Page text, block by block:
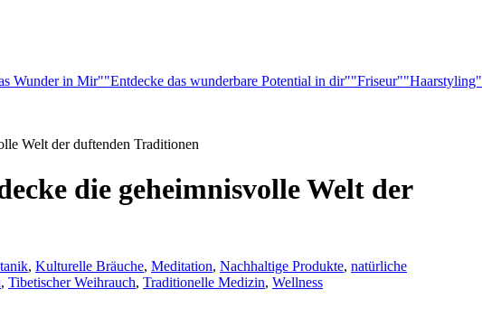
Wunder in Mir""Entdecke das wunderbare Potential in dir""Friseur""Haarstyling"
Welt der duftenden Traditionen
die geheimnisvolle Welt der
, Kulturelle Bräuche, Meditation, Nachhaltige Produkte, natürliche
, Tibetischer Weihrauch, Traditionelle Medizin, Wellness